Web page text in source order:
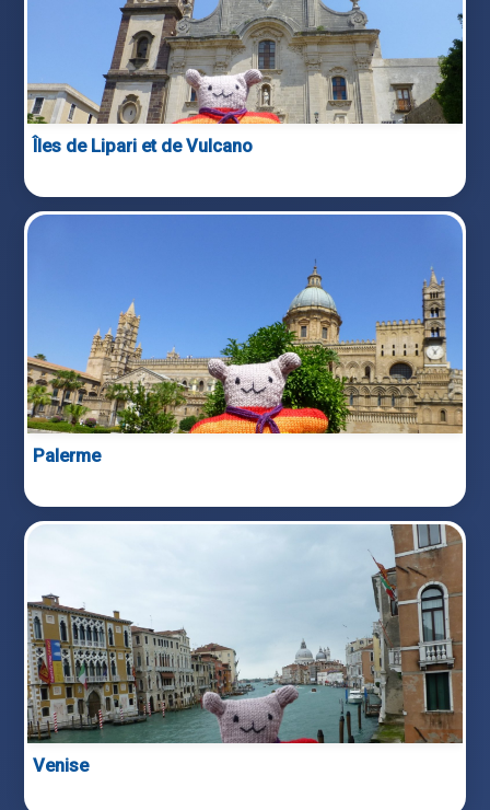
Îles de Lipari et de Vulcano
Palerme
Venise